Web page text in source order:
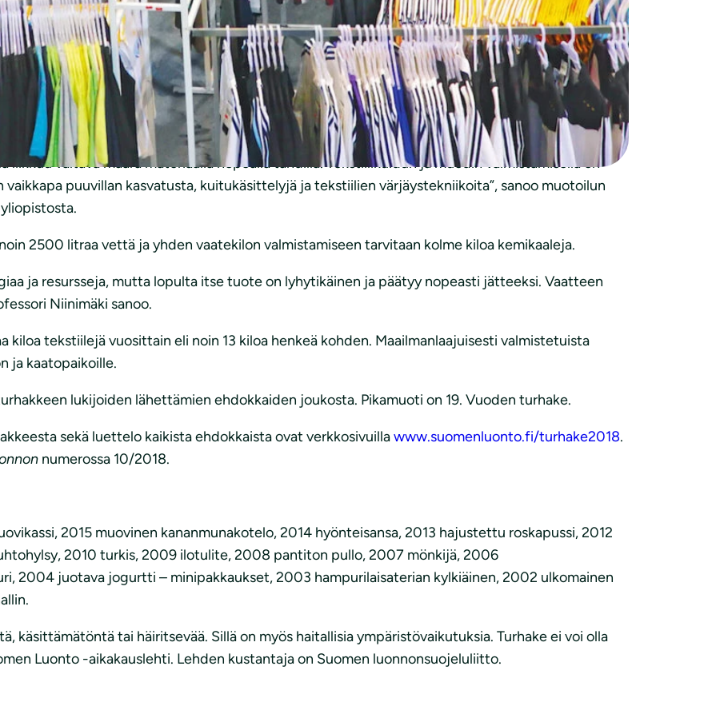
kuluttajien ostotottumuksiin.
edullisia vaatteita, joita ostetaan ilman harkintaa ja käytetään lyhyen ajan, jos lainkaan.
sijasta jatkuvasti päivittyvään, lyhytikäiseen sesonkiin.
1990-luvun lopulta, jolloin vaatevalmistus alkoi siirtyä Aasian maihin. Niissä hinnan lisäksi
valtava määrä materiaalia nopealla tahdilla. Tekstiilikuidun ja muodin valmistamisella on
puuvillan kasvatusta, kuitukäsittelyjä ja tekstiilien värjäystekniikoita”, sanoo muotoilun
2500 litraa vettä ja yhden vaatekilon valmistamiseen tarvitaan kolme kiloa kemikaaleja.
ja resursseja, mutta lopulta itse tuote on lyhytikäinen ja päätyy nopeasti jätteeksi. Vaatteen
Niinimäki sanoo.
kiloa tekstiilejä vuosittain eli noin 13 kiloa henkeä kohden. Maailmanlaajuisesti valmistetuista
ja kaatopaikoille.
lukijoiden lähettämien ehdokkaiden joukosta. Pikamuoti on 19. Vuoden turhake.
sekä luettelo kaikista ehdokkaista ovat verkkosivuillawww.suomenluonto.fi/turhake2018.
numerossa 10/2018.
2015 muovinen kananmunakotelo, 2014 hyönteisansa, 2013 hajustettu roskapussi, 2012
2010 turkis, 2009 ilotulite, 2008 pantiton pullo, 2007 mönkijä, 2006
2004 juotava jogurtti – minipakkaukset, 2003 hampurilaisaterian kylkiäinen, 2002 ulkomainen
käsittämätöntä tai häiritsevää. Sillä on myös haitallisia ympäristövaikutuksia. Turhake ei voi olla
Luonto -aikakauslehti. Lehden kustantaja on Suomen luonnonsuojeluliitto.